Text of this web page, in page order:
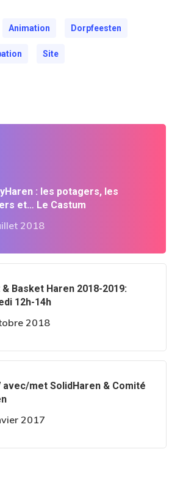
Animation Dorpfeesten
Site
: les potagers, les
et… Le Castum
2018
Basket Haren 2018-2019:
12h-14h
2018
avec/met SolidHaren & Comité
2017